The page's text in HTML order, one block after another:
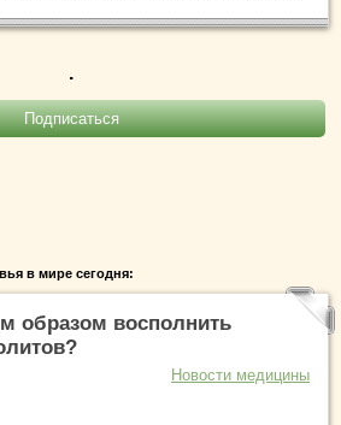
.
в мире сегодня:
образом восполнить
Новости медицины